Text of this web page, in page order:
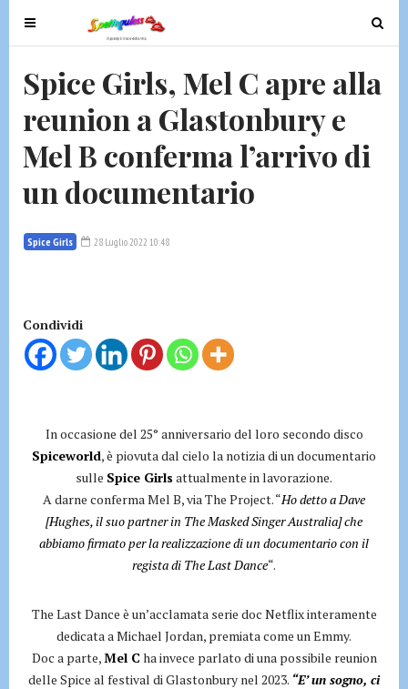
T
o
g
e
n
g
o
n
T
o
g
Spice Girls, Mel C apre alla
reunion a Glastonbury e
Mel B conferma l’arrivo di
un documentario
Spice Girls 28 Luglio 2022 10:48
Condividi
In occasione del 25° anniversario del loro secondo disco
Spiceworld, è piovuta dal cielo la notizia di un documentario
sulle Spice Girls attualmente in lavorazione.
A darne conferma Mel B, via The Project. “Ho detto a Dave
[Hughes, il suo partner in The Masked Singer Australia] che
abbiamo firmato per la realizzazione di un documentario con il
regista di The Last Dance“.
The Last Dance è un’acclamata serie doc Netflix interamente
dedicata a Michael Jordan, premiata come un Emmy.
Doc a parte,Mel C ha invece parlato di una possibile reunion
delle Spice al festival di Glastonbury nel 2023. “E’ un sogno, ci